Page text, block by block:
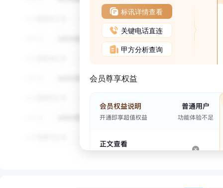
标讯详情查看
关键电话直连
甲方分析查询
会员尊享权益